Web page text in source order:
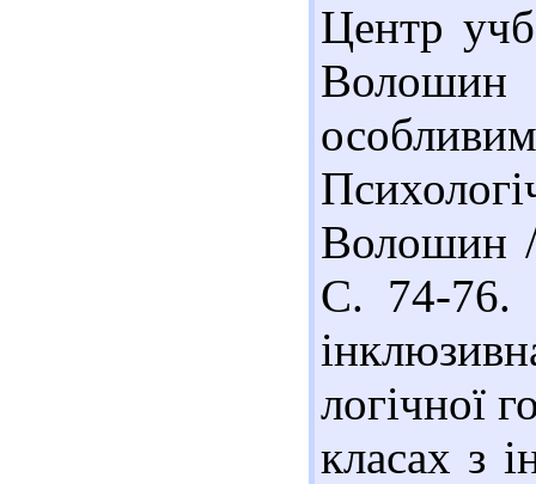
Центр
Волошин
С. 74-76.
логічної
класах з